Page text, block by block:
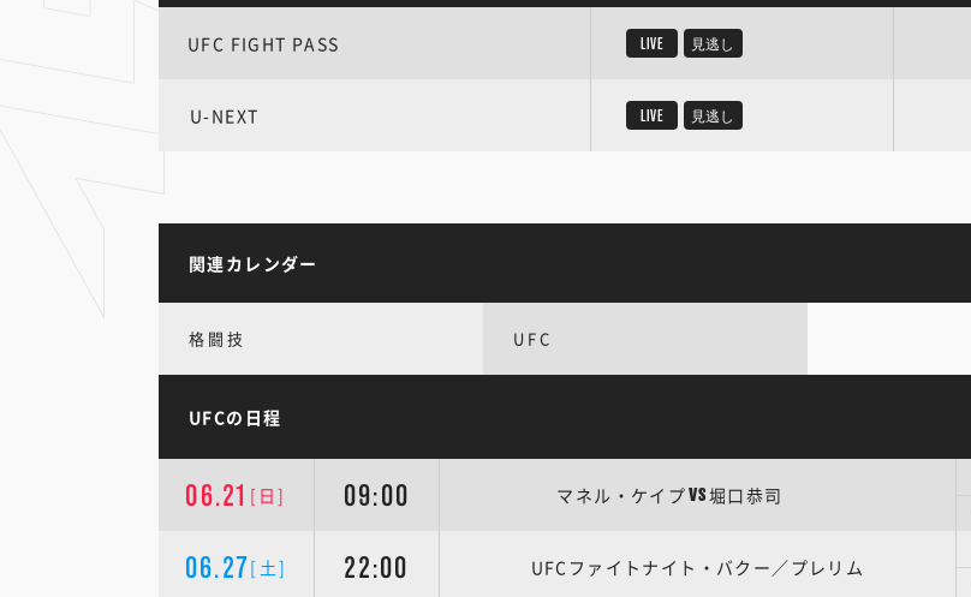
UFC FIGHT PASS LIVE 見逃し
U-NEXT LIVE 見逃し
関連カレンダー
格闘技 UFC
UFCの日程
06.21 [日] 09:00 マネル・ケイプVS堀口恭司
06.27[土] 22:00 UFCファイトナイト・バクー／プレリム